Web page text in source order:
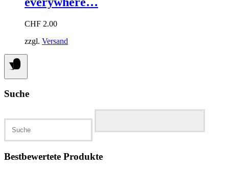
CHF 2.00
zzgl. Versand
Suche
nach:
Bestbewertete Produkte